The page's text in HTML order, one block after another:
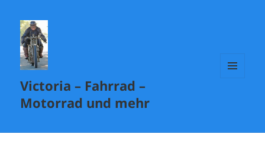
Victoria – Fahrrad –
Motorrad und mehr